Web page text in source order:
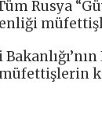
Rusya